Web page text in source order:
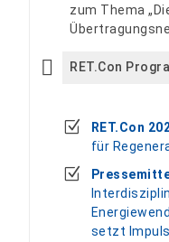
zum Thema
RET.Con
RET.Con
für
setzt